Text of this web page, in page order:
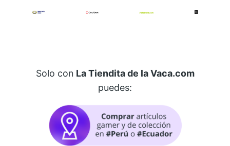
Solo con La Tiendita de la Vaca.com
puedes: